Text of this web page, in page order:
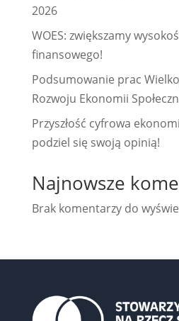
2026
WOES: zwiększamy
finansowego!
Podsumowanie prac
Rozwoju Ekonomii
Przyszłość cyfrowa
podziel się swoją opinią!
Najnowsze
Brak komentarzy do